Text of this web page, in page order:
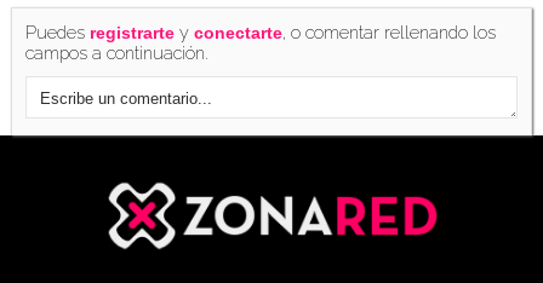
Puedes registrarte yconectarte, o comentar rellenando los
campos a continuación.